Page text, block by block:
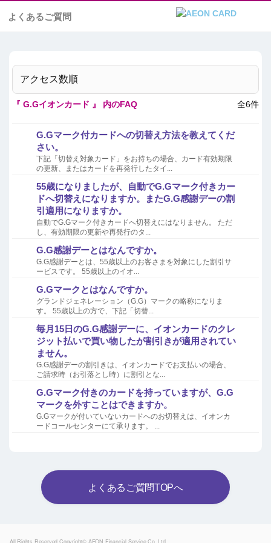
よくあるご質問
『 G.Gイオンカード 』 内のFAQ 全6件
G.Gマーク付カードへの切替え方法を教えてくだ
さい。
下記「切替え対象カード」をお持ちの場合、カード有効期限
の更新、またはカードを再発行したタイ...
55歳になりましたが、自動でG.Gマーク付きカー
ドへ切替えになりますか。またG.G感謝デーの割
引適用になりますか。
自動でG.Gマーク付きカードへ切替えにはなりません。 ただ
し、有効期限の更新や再発行のタ...
G.G感謝デーとはなんですか。
G.G感謝デーとは、55歳以上のお客さまを対象にした割引サ
ービスです。 55歳以上のイオ...
G.Gマークとはなんですか。
グランドジェネレーション（G.G）マークの略称になりま
す。 55歳以上の方で、下記「切替...
毎月15日のG.G感謝デーに、イオンカードのクレ
ジット払いで買い物したが割引きが適用されてい
ません。
G.G感謝デーの割引きは、イオンカードでお支払いの場合、
ご請求時（お引落とし時）に割引とな...
G.Gマーク付きのカードを持っていますが、G.G
マークを外すことはできますか。
G.Gマークが付いていないカードへのお切替えは、イオンカ
ードコールセンターにて承ります。 ...
よくあるご質問TOPへ
Powered by